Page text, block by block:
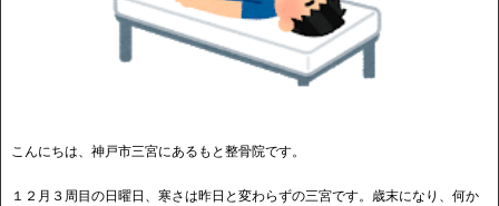
こんにちは、神戸市三宮にあるもと整骨院です。
１２月３周目の日曜日、寒さは昨日と変わらずの三宮です。歳末になり、何か